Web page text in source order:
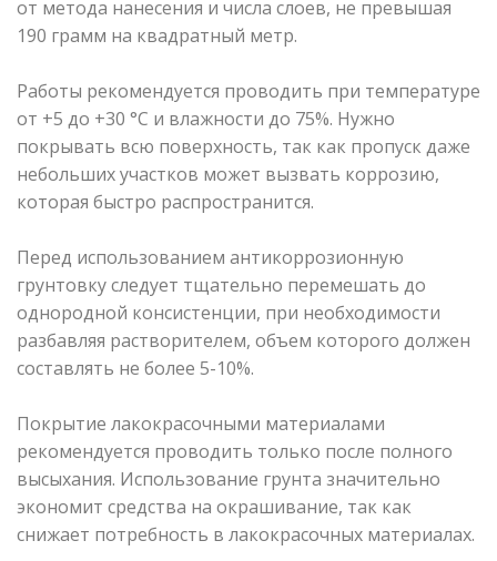
от метода нанесения и числа слоев, не превышая
190 грамм на квадратный метр.
Работы рекомендуется проводить при температуре
от +5 до +30 °С и влажности до 75%. Нужно
покрывать всю поверхность, так как пропуск даже
небольших участков может вызвать коррозию,
которая быстро распространится.
Перед использованием антикоррозионную
грунтовку следует тщательно перемешать до
однородной консистенции, при необходимости
разбавляя растворителем, объем которого должен
составлять не более 5-10%.
Покрытие лакокрасочными материалами
рекомендуется проводить только после полного
высыхания. Использование грунта значительно
экономит средства на окрашивание, так как
снижает потребность в лакокрасочных материалах.